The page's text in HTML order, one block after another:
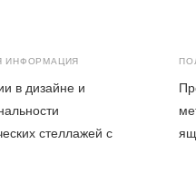
ИНФОРМАЦИЯ
в дизайне и
стеллажей с